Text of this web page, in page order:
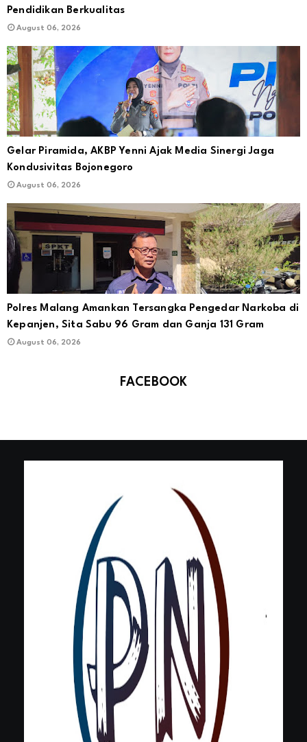
Pendidikan Berkualitas
August 06, 2026
Gelar Piramida, AKBP Yenni Ajak Media Sinergi Jaga
Kondusivitas Bojonegoro
August 06, 2026
Polres Malang Amankan Tersangka Pengedar Narkoba di
Kepanjen, Sita Sabu 96 Gram dan Ganja 131 Gram
August 06, 2026
FACEBOOK